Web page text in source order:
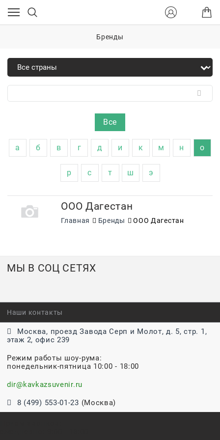
Бренды
Все
а б в г д и к м н о
р с т ш э
ООО Дагестан
Главная Бренды ООО Дагестан
МЫ В СОЦ СЕТЯХ
Наши контакты
Москва, проезд Завода Серп и Молот, д. 5, стр. 1,
этаж 2, офис 239
Режим работы шоу-рума:
понедельник-пятница 10:00 - 18:00
dir@kavkazsuvenir.ru
8 (499) 553-01-23 (Москва)